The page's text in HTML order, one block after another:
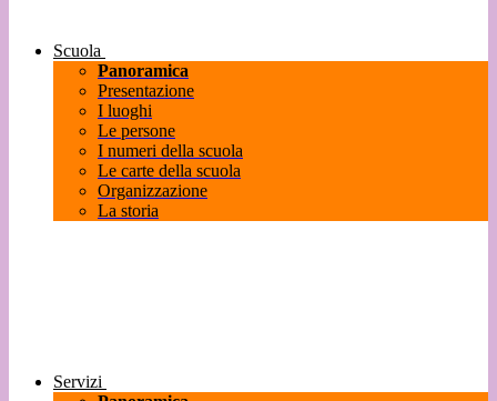
Scuola
Panoramica
Presentazione
I luoghi
Le persone
I numeri della scuola
Le carte della scuola
Organizzazione
La storia
Servizi